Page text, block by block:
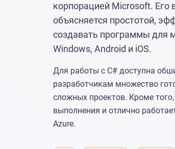
корпорацией Microsoft. Его
объясняется простотой,
создавать программы для
Windows, Android и iOS.
Для работы с C# доступна
разработчикам множество
сложных проектов. Кроме
выполнения и отлично
Azure.